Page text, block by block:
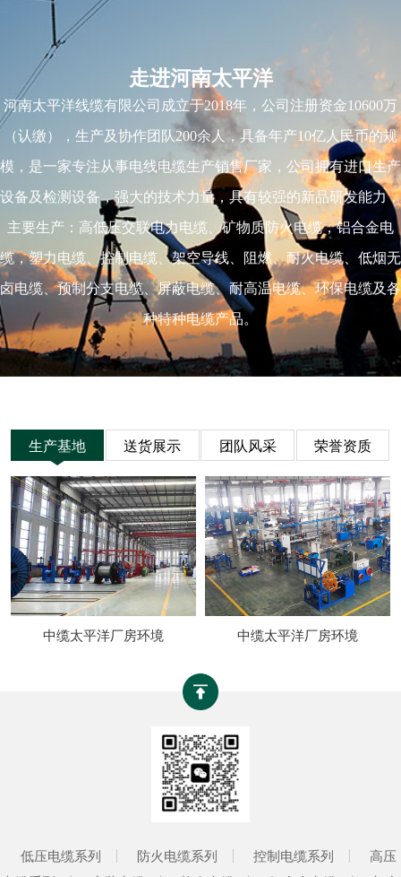
走进河南太平洋
河南太平洋线缆有限公司成立于2018年，公司注册资金10600万
（认缴），生产及协作团队200余人，具备年产10亿人民币的规
模，是一家专注从事电线电缆生产销售厂家，公司拥有进口生产
设备及检测设备，强大的技术力量，具有较强的新品研发能力，
主要生产：高低压交联电力电缆、矿物质防火电缆，铝合金电
缆，塑力电缆、控制电缆、架空导线、阻燃、耐火电缆、低烟无
卤电缆、预制分支电缆、屏蔽电缆、耐高温电缆、环保电缆及各
种特种电缆产品。
生产基地 送货展示 团队风采 荣誉资质
中缆太平洋厂房环境 中缆太平洋厂房环境
低压电缆系列 防火电缆系列 控制电缆系列
高压